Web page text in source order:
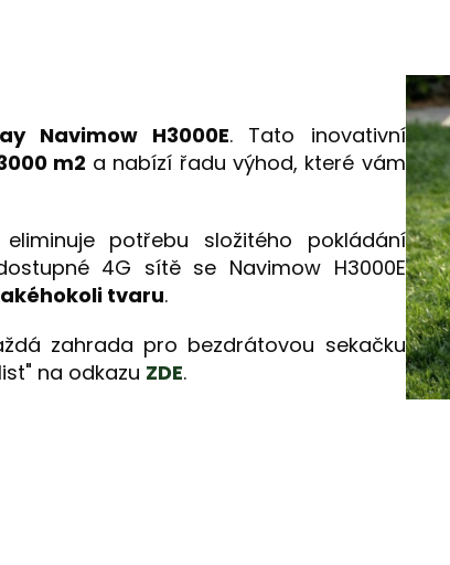
Navimow H3000E. Tato inovativní
m2 a nabízí řadu výhod, které vám
potřebu složitého pokládání
4G sítě se Navimow H3000E
tvaru.
zahrada pro bezdrátovou sekačku
na odkazu ZDE.